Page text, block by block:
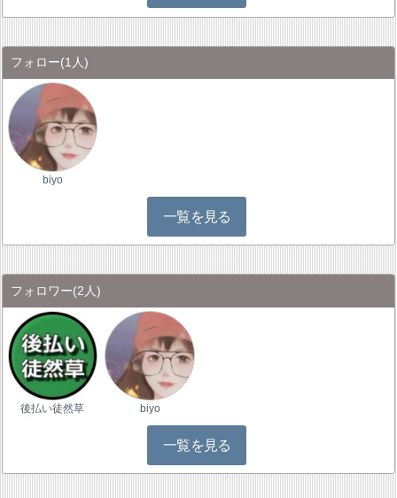
フォロー(1人)
biyo
一覧を見る
フォロワー(2人)
後払い徒然草 biyo
一覧を見る